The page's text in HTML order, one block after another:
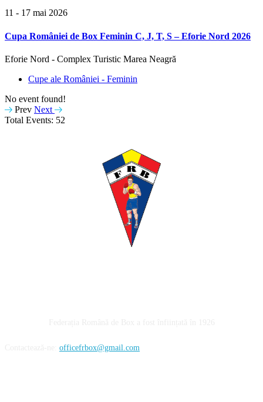
11 - 17 mai 2026
Cupa României de Box Feminin C, J, T, S – Eforie Nord 2026
Eforie Nord - Complex Turistic Marea Neagră
Cupe ale României - Feminin
No event found!
Prev Next
Total Events: 52
officefrbox@gmail.com